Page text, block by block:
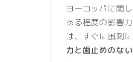
ヨーロッパに関
ある程度の影響
は、すぐに風刺に
力と歯止めのな